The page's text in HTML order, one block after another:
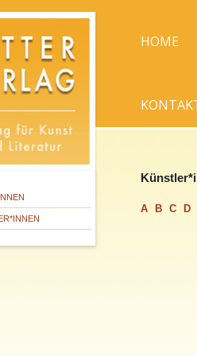
HOME
A B C D